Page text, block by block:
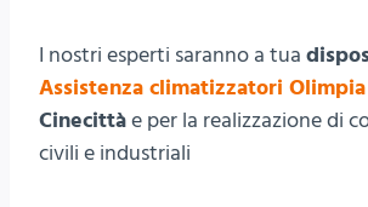
I nostri esperti saranno a tua
Assistenza climatizzatori
Cinecittàe per la realizzazione di
civili e industriali